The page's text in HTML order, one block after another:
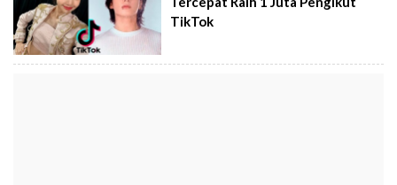
TikTok